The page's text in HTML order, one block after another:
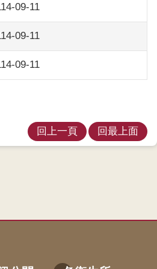
09-11
09-11
09-11
回上一頁 回最上面